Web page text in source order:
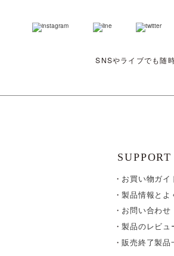
SNSやライブでも随
SUPPORT
お買い物ガイ
製品情報とよ
お問い合わせ
製品のレビュ
販売終了製品